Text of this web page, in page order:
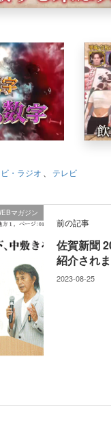
・ラジオ テレビ
マガジン
前の記事
佐賀新聞
紹介され
2023-08-25